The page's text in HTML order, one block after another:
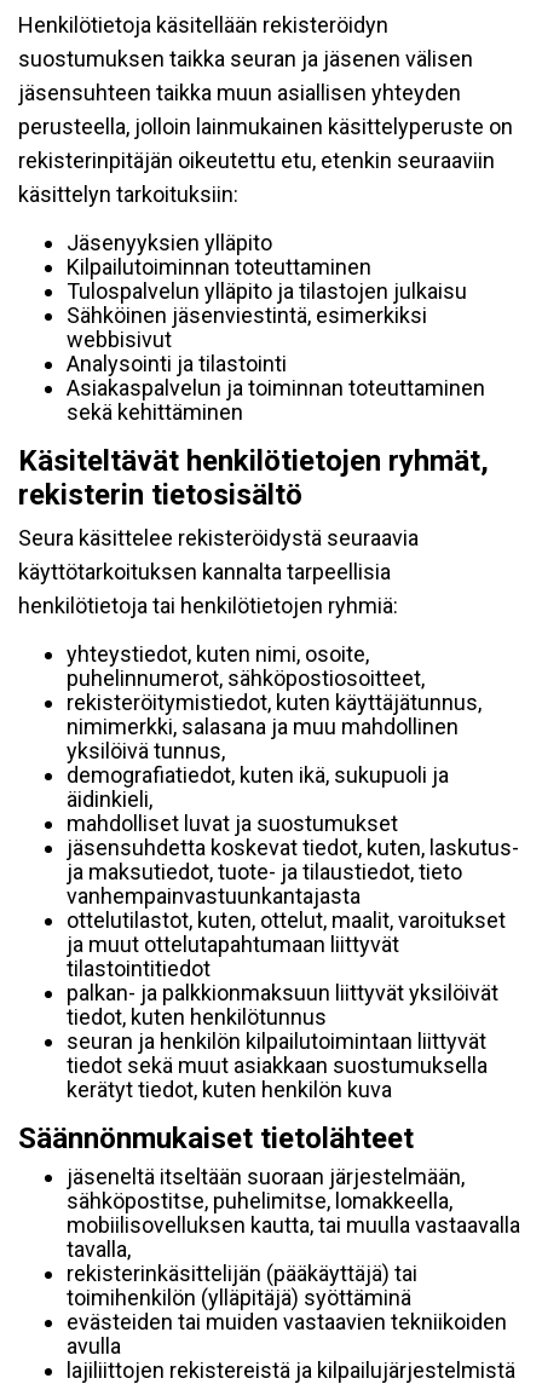
Henkilötietoja käsitellään rekisteröidyn
suostumuksen taikka seuran ja jäsenen välisen
jäsensuhteen taikka muun asiallisen yhteyden
perusteella, jolloin lainmukainen käsittelyperuste on
rekisterinpitäjän oikeutettu etu, etenkin seuraaviin
käsittelyn tarkoituksiin:
Jäsenyyksien ylläpito
Kilpailutoiminnan toteuttaminen
Tulospalvelun ylläpito ja tilastojen julkaisu
Sähköinen jäsenviestintä, esimerkiksi
webbisivut
Analysointi ja tilastointi
Asiakaspalvelun ja toiminnan toteuttaminen
sekä kehittäminen
Käsiteltävät henkilötietojen ryhmät,
rekisterin tietosisältö
Seura käsittelee rekisteröidystä seuraavia
käyttötarkoituksen kannalta tarpeellisia
henkilötietoja tai henkilötietojen ryhmiä:
yhteystiedot, kuten nimi, osoite,
puhelinnumerot, sähköpostiosoitteet,
rekisteröitymistiedot, kuten käyttäjätunnus,
nimimerkki, salasana ja muu mahdollinen
yksilöivä tunnus,
demografiatiedot, kuten ikä, sukupuoli ja
äidinkieli,
mahdolliset luvat ja suostumukset
jäsensuhdetta koskevat tiedot, kuten, laskutus-
ja maksutiedot, tuote- ja tilaustiedot, tieto
vanhempainvastuunkantajasta
ottelutilastot, kuten, ottelut, maalit, varoitukset
ja muut ottelutapahtumaan liittyvät
tilastointitiedot
palkan- ja palkkionmaksuun liittyvät yksilöivät
tiedot, kuten henkilötunnus
seuran ja henkilön kilpailutoimintaan liittyvät
tiedot sekä muut asiakkaan suostumuksella
kerätyt tiedot, kuten henkilön kuva
Säännönmukaiset tietolähteet
jäseneltä itseltään suoraan järjestelmään,
sähköpostitse, puhelimitse, lomakkeella,
mobiilisovelluksen kautta, tai muulla vastaavalla
tavalla,
rekisterinkäsittelijän (pääkäyttäjä) tai
toimihenkilön (ylläpitäjä) syöttäminä
evästeiden tai muiden vastaavien tekniikoiden
avulla
lajiliittojen rekistereistä ja kilpailujärjestelmistä